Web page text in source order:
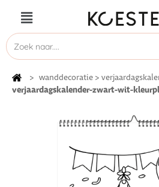
> wanddecoratie >
verjaardagskalender-zwart-wit-